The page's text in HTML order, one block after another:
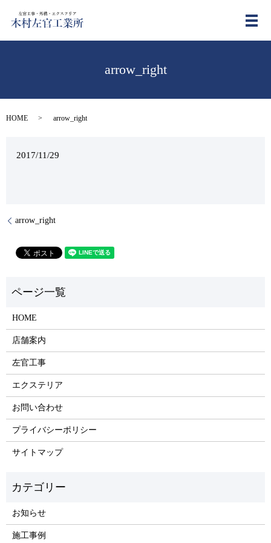
メ
arrow_right
HOME arrow_right
2017/11/29
arrow_right
HOME
店舗案内
左官工事
エクステリア
お問い合わせ
プライバシーポリシー
サイトマップ
お知らせ
施工事例